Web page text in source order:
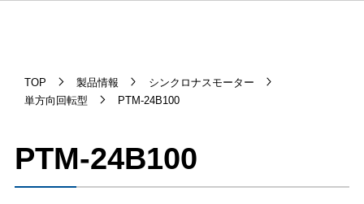
TOP 製品情報
シンクロナスモーター
単方向回転型
PTM-24B100
PTM-24B100